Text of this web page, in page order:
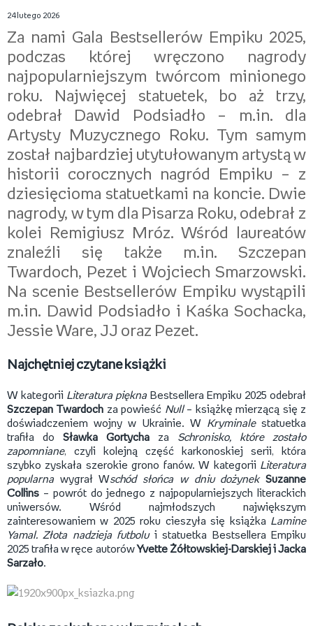
24 lutego 2026
Za nami Gala Bestsellerów Empiku 2025,
podczas której wręczono nagrody
najpopularniejszym twórcom minionego
roku. Najwięcej statuetek, bo aż trzy,
odebrał Dawid Podsiadło – m.in. dla
Artysty Muzycznego Roku. Tym samym
został najbardziej utytułowanym artystą w
historii corocznych nagród Empiku – z
dziesięcioma statuetkami na koncie. Dwie
nagrody, w tym dla Pisarza Roku, odebrał z
kolei Remigiusz Mróz. Wśród laureatów
znaleźli się także m.in. Szczepan
Twardoch, Pezet i Wojciech Smarzowski.
Na scenie Bestsellerów Empiku wystąpili
m.in. Dawid Podsiadło i Kaśka Sochacka,
Jessie Ware, JJ oraz Pezet.
Najchętniej czytane książki
W kategorii Literatura piękna Bestsellera Empiku 2025 odebrał
Szczepan Twardoch za powieść Null– książkę mierzącą się z
doświadczeniem wojny w Ukrainie. W Kryminalestatuetka
trafiła do Sławka Gortycha za Schronisko, które zostało
zapomniane, czyli kolejną część karkonoskiej serii, która
szybko zyskała szerokie grono fanów. W kategorii Literatura
popularna wygrał Wschód słońca w dniu dożynekSuzanne
Collins – powrót do jednego z najpopularniejszych literackich
uniwersów. Wśród najmłodszych największym
zainteresowaniem w 2025 roku cieszyła się książka Lamine
Yamal. Złota nadzieja futbolui statuetka Bestsellera Empiku
2025 trafiła w ręce autorów Yvette Żółtowskiej-Darskiej i Jacka
Sarzało.